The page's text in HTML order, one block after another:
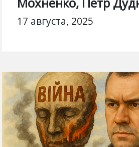
17 августа, 2025